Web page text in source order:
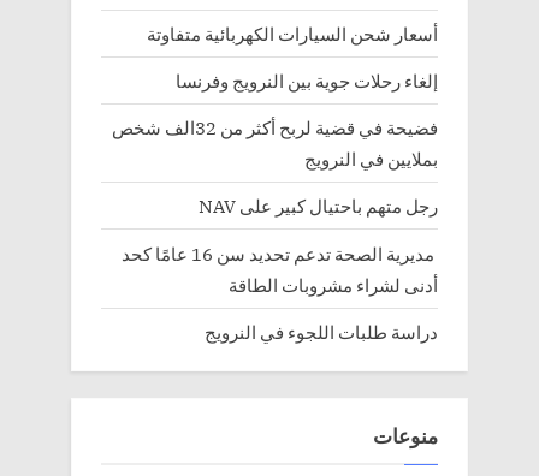
أسعار شحن السيارات الكهربائية متفاوتة
إلغاء رحلات جوية بين النرويج وفرنسا
فضيحة في قضية لربح أكثر من 32الف شخص
بملايين في النرويج
رجل متهم باحتيال كبير على NAV
مديرية الصحة تدعم تحديد سن 16 عامًا كحد
أدنى لشراء مشروبات الطاقة
دراسة طلبات اللجوء في النرويج
منوعات